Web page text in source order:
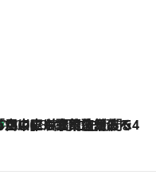
CHOICE
2026.8.7
も歌舞伎があるんだよ」 片岡仁左衛門・市川中車ら豪華座組みで4年目の立川立飛歌舞伎へ